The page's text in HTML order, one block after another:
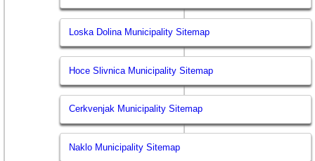
Loska Dolina Municipality Sitemap
Hoce Slivnica Municipality Sitemap
Cerkvenjak Municipality Sitemap
Naklo Municipality Sitemap